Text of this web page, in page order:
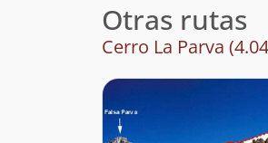
Otras rutas
Cerro La Parva